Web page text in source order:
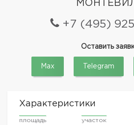
+7 (495)
Оставить
Max Telegram
Характеристики
площадь участок